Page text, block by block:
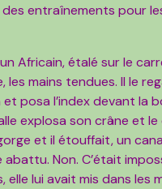
entraînements pour
Africain, étalé sur le
les mains tendues. Il le
posa l’index devant la
explosa son crâne et
et il étouffait, un
Non. C’était
lui avait mis dans les